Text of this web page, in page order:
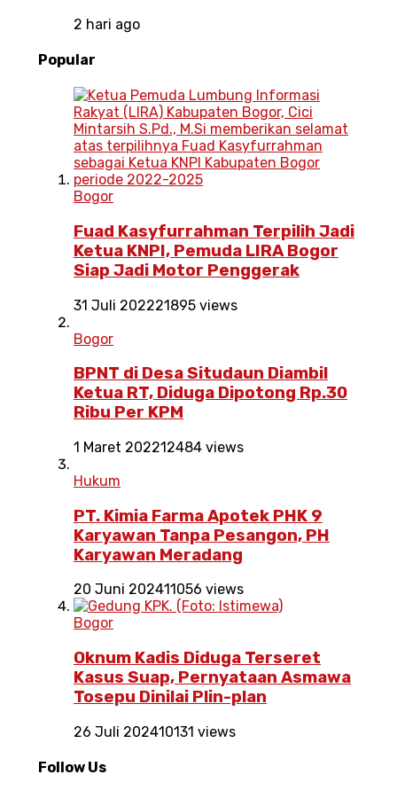
2 hari ago
Popular
Bogor
Fuad Kasyfurrahman Terpilih Jadi
Ketua KNPI, Pemuda LIRA Bogor
Siap Jadi Motor Penggerak
31 Juli 202221895 views
Bogor
BPNT di Desa Situdaun Diambil
Ketua RT, Diduga Dipotong Rp.30
Ribu Per KPM
1 Maret 202212484 views
Hukum
PT. Kimia Farma Apotek PHK 9
Karyawan Tanpa Pesangon, PH
Karyawan Meradang
20 Juni 202411056 views
Bogor
Oknum Kadis Diduga Terseret
Kasus Suap, Pernyataan Asmawa
Tosepu Dinilai Plin-plan
26 Juli 202410131 views
Follow Us